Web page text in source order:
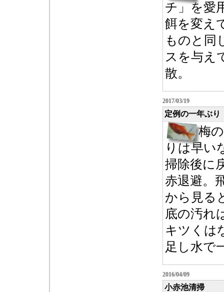
チ」を愛
餌を変え
ものと同
スを与え
散。
2017/03/19
定例の一年ぶり
梅
りは早い
掃除後に
赤退避。
から見る
底の汚れ
キツくは
足し水で
2016/04/09
小赤池清掃